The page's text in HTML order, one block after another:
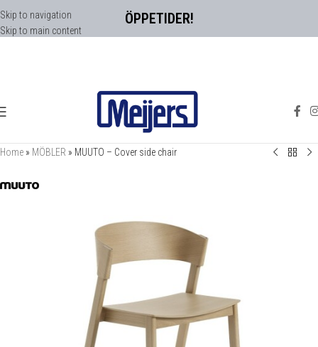
ÖPPETIDER!
Skip to navigation
Skip to main content
Home » MÖBLER » MUUTO – Cover side chair